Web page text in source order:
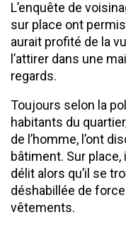
L’enquête de
sur place ont
aurait profité de la
l’attirer dans une
regards.
Toujours selon la
habitants du
de l’homme, l’ont
bâtiment. Sur place,
délit alors qu’il se
déshabillée de
vêtements.